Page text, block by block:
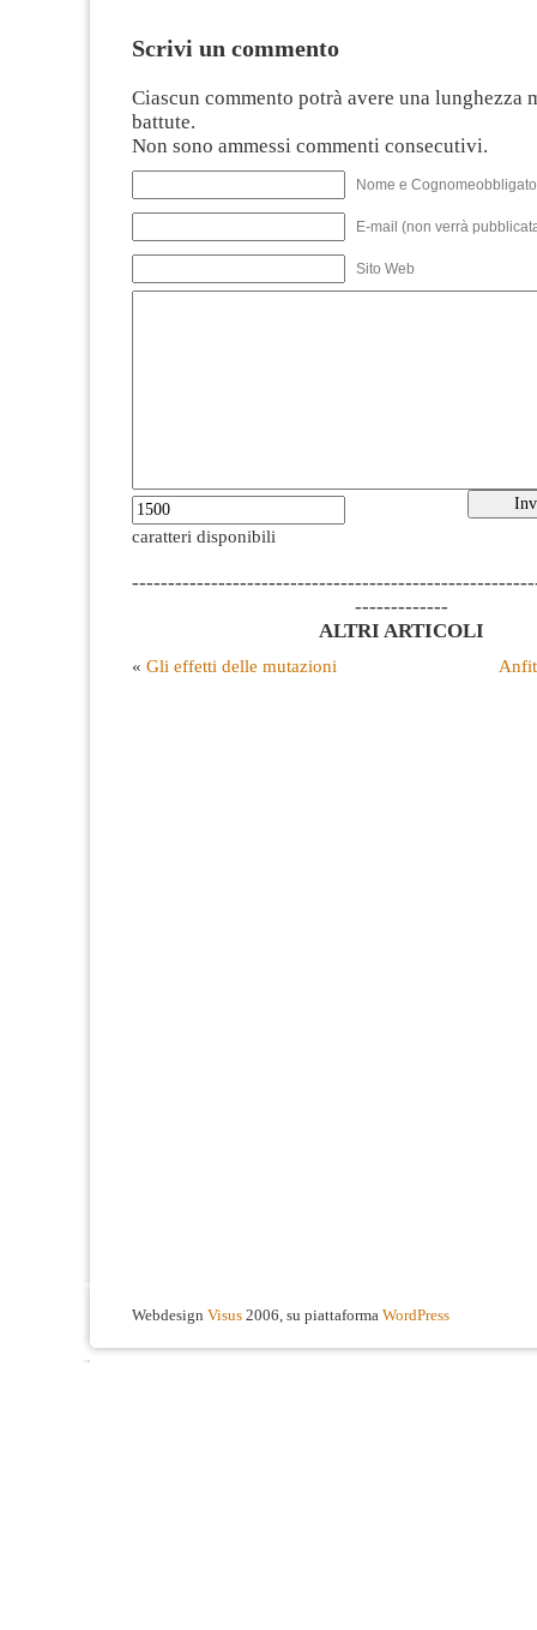
Scrivi un commento
Ciascun commento potrà avere una lunghezza
battute.
Non sono ammessi commenti consecutivi.
Nome e
E-mail (non verrà
Sito Web
caratteri disponibili
-------------
ALTRI ARTICOLI
« Gli effetti delle mutazioni
Webdesign Visus 2006, su piattaforma WordPress